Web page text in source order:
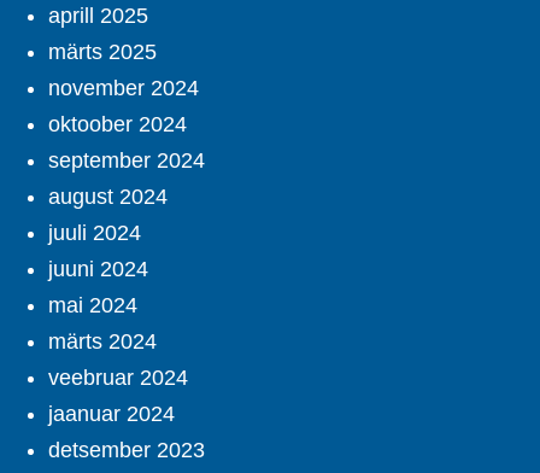
aprill 2025
märts 2025
november 2024
oktoober 2024
september 2024
august 2024
juuli 2024
juuni 2024
mai 2024
märts 2024
veebruar 2024
jaanuar 2024
detsember 2023